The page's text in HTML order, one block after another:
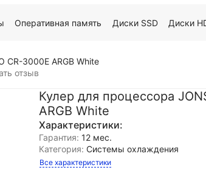
Оперативная память Диски SSD Диски
CR-3000E ARGB White
отзыв
Кулер для процессора
ARGB White
Характеристики:
Гарантия: 12 мес.
Категория: Системы охлаждения
Все характеристики